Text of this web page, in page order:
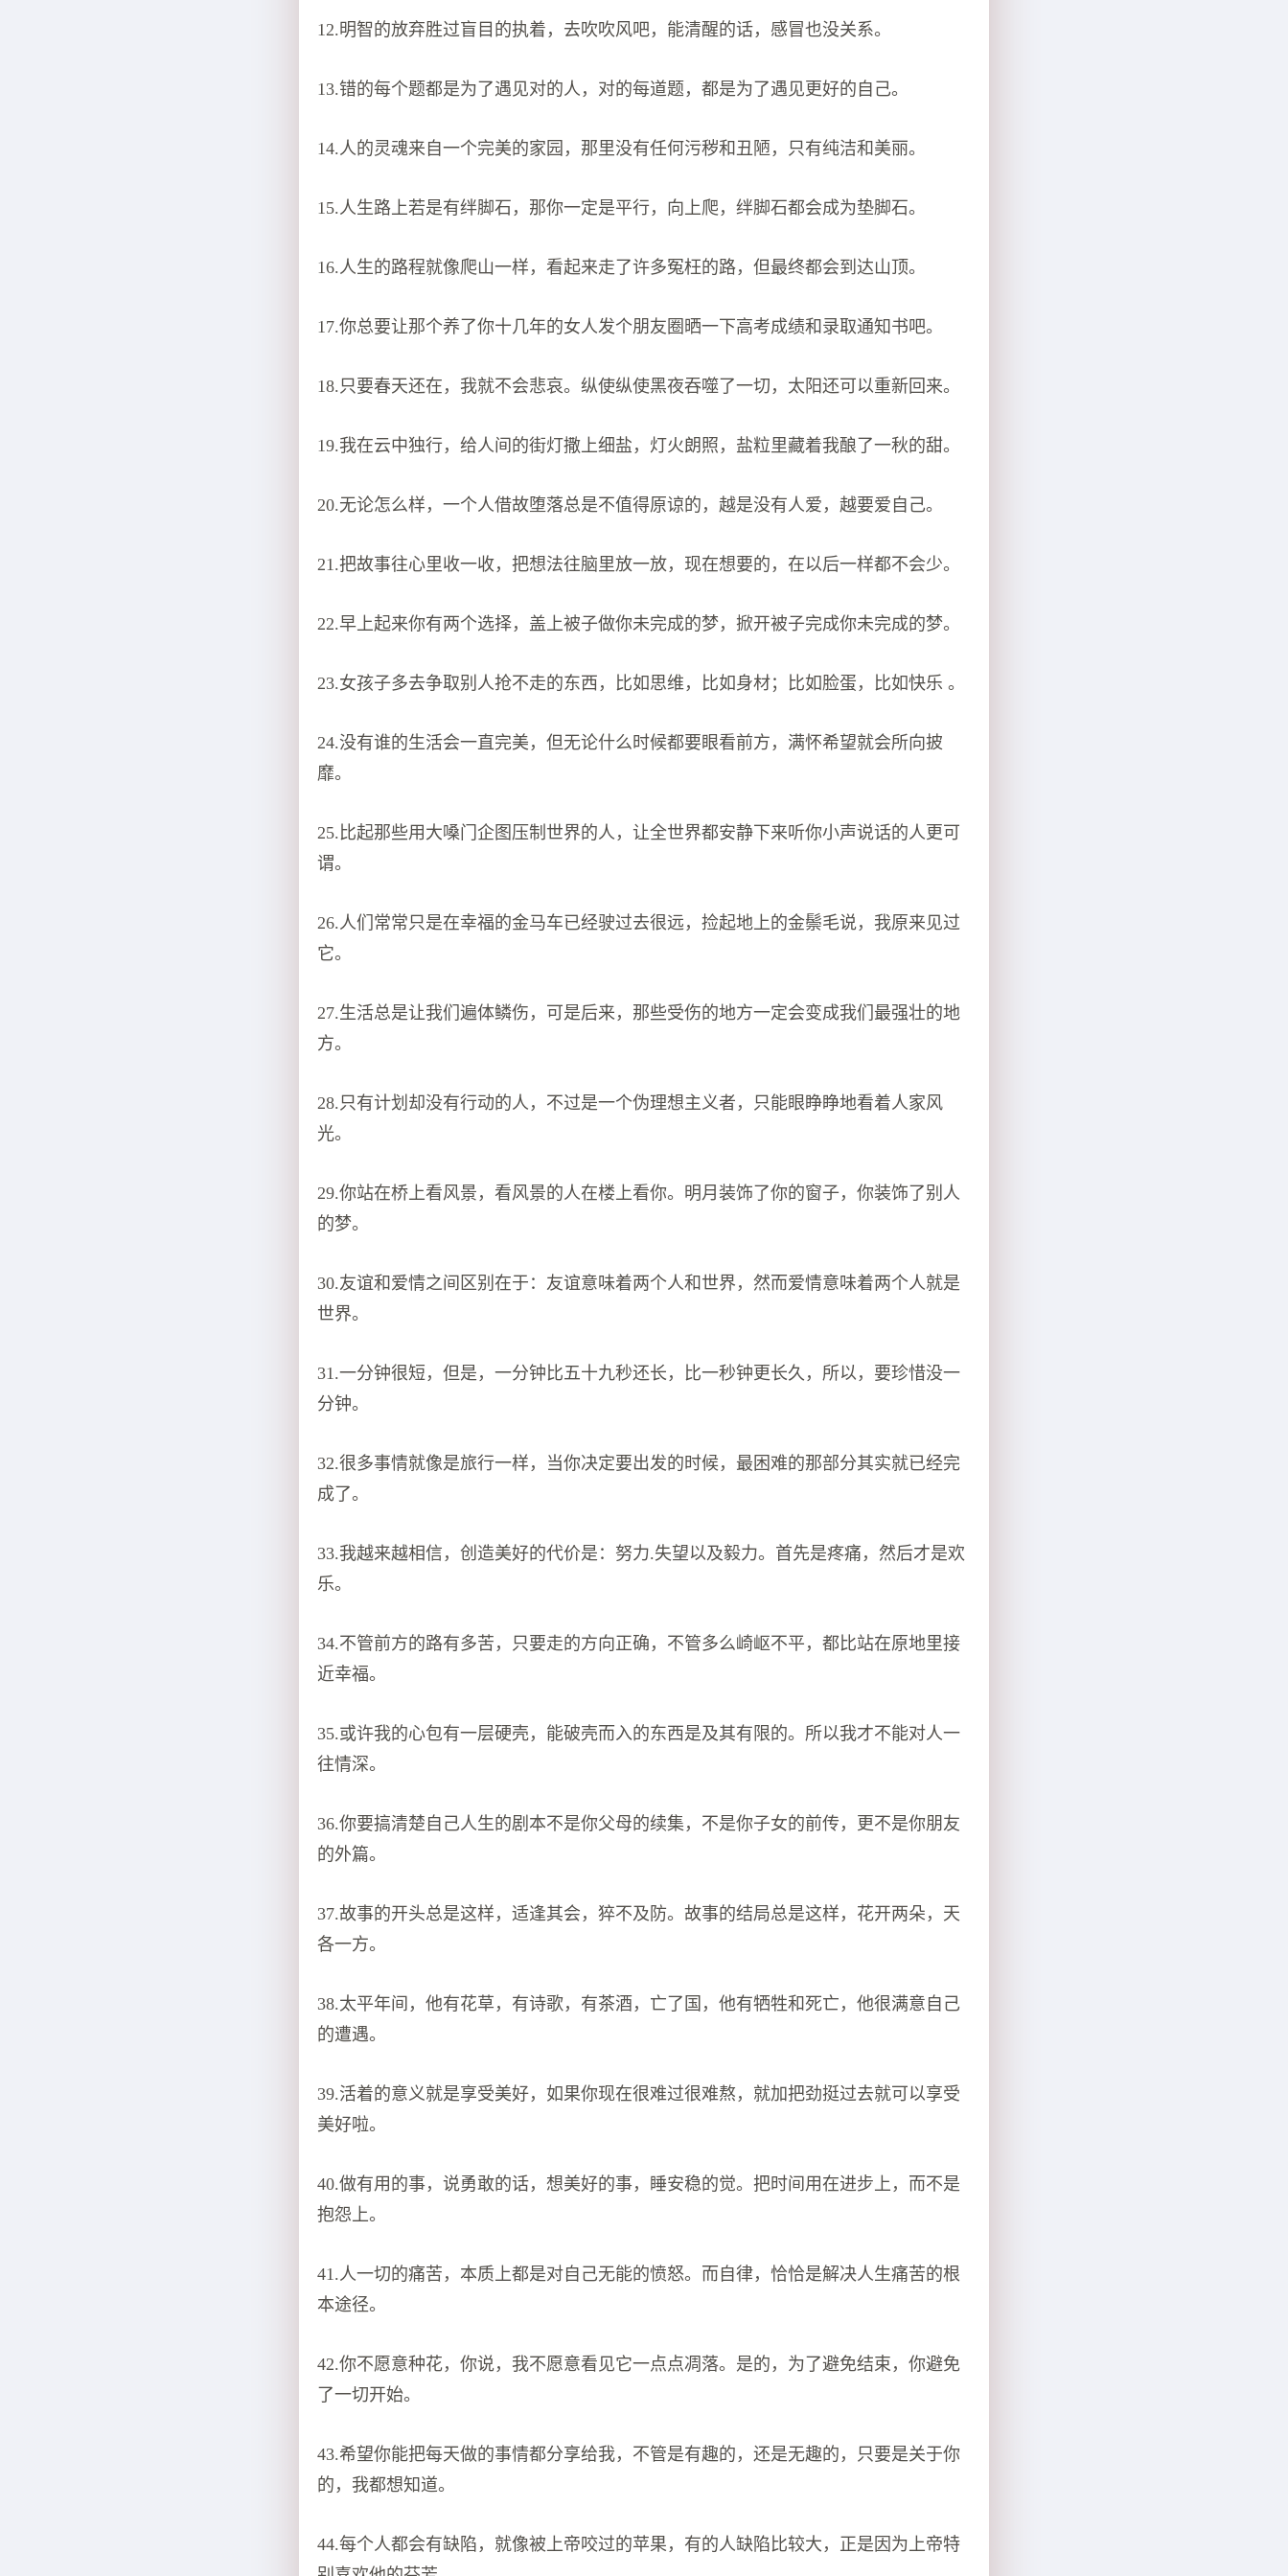
12.明智的放弃胜过盲目的执着，去吹吹风吧，能清醒的话，感冒也没关系。
13.错的每个题都是为了遇见对的人，对的每道题，都是为了遇见更好的自己。
14.人的灵魂来自一个完美的家园，那里没有任何污秽和丑陋，只有纯洁和美丽。
15.人生路上若是有绊脚石，那你一定是平行，向上爬，绊脚石都会成为垫脚石。
16.人生的路程就像爬山一样，看起来走了许多冤枉的路，但最终都会到达山顶。
17.你总要让那个养了你十几年的女人发个朋友圈晒一下高考成绩和录取通知书吧。
18.只要春天还在，我就不会悲哀。纵使纵使黑夜吞噬了一切，太阳还可以重新回来。
19.我在云中独行，给人间的街灯撒上细盐，灯火朗照，盐粒里藏着我酿了一秋的甜。
20.无论怎么样，一个人借故堕落总是不值得原谅的，越是没有人爱，越要爱自己。
21.把故事往心里收一收，把想法往脑里放一放，现在想要的，在以后一样都不会少。
22.早上起来你有两个选择，盖上被子做你未完成的梦，掀开被子完成你未完成的梦。
23.女孩子多去争取别人抢不走的东西，比如思维，比如身材；比如脸蛋，比如快乐 。
24.没有谁的生活会一直完美，但无论什么时候都要眼看前方，满怀希望就会所向披
靡。
25.比起那些用大嗓门企图压制世界的人，让全世界都安静下来听你小声说话的人更可
谓。
26.人们常常只是在幸福的金马车已经驶过去很远，捡起地上的金鬃毛说，我原来见过
它。
27.生活总是让我们遍体鳞伤，可是后来，那些受伤的地方一定会变成我们最强壮的地
方。
28.只有计划却没有行动的人，不过是一个伪理想主义者，只能眼睁睁地看着人家风
光。
29.你站在桥上看风景，看风景的人在楼上看你。明月装饰了你的窗子，你装饰了别人
的梦。
30.友谊和爱情之间区别在于：友谊意味着两个人和世界，然而爱情意味着两个人就是
世界。
31.一分钟很短，但是，一分钟比五十九秒还长，比一秒钟更长久，所以，要珍惜没一
分钟。
32.很多事情就像是旅行一样，当你决定要出发的时候，最困难的那部分其实就已经完
成了。
33.我越来越相信，创造美好的代价是：努力.失望以及毅力。首先是疼痛，然后才是欢
乐。
34.不管前方的路有多苦，只要走的方向正确，不管多么崎岖不平，都比站在原地里接
近幸福。
35.或许我的心包有一层硬壳，能破壳而入的东西是及其有限的。所以我才不能对人一
往情深。
36.你要搞清楚自己人生的剧本不是你父母的续集，不是你子女的前传，更不是你朋友
的外篇。
37.故事的开头总是这样，适逢其会，猝不及防。故事的结局总是这样，花开两朵，天
各一方。
38.太平年间，他有花草，有诗歌，有茶酒，亡了国，他有牺牲和死亡，他很满意自己
的遭遇。
39.活着的意义就是享受美好，如果你现在很难过很难熬，就加把劲挺过去就可以享受
美好啦。
40.做有用的事，说勇敢的话，想美好的事，睡安稳的觉。把时间用在进步上，而不是
抱怨上。
41.人一切的痛苦，本质上都是对自己无能的愤怒。而自律，恰恰是解决人生痛苦的根
本途径。
42.你不愿意种花，你说，我不愿意看见它一点点凋落。是的，为了避免结束，你避免
了一切开始。
43.希望你能把每天做的事情都分享给我，不管是有趣的，还是无趣的，只要是关于你
的，我都想知道。
44.每个人都会有缺陷，就像被上帝咬过的苹果，有的人缺陷比较大，正是因为上帝特